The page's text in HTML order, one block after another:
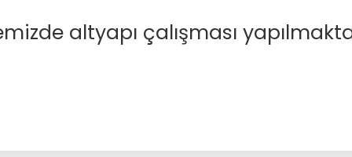
altyapı çalışması